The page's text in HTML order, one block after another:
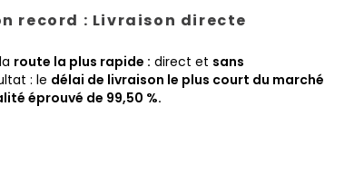
record : Livraison directe
route la plus rapide : direct et sans
: le délai de livraison le plus court du marché
éprouvé de 99,50 %.